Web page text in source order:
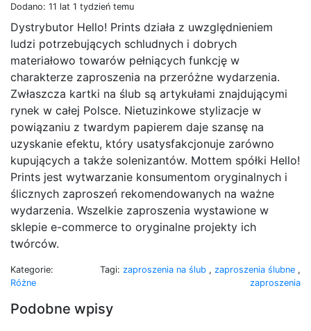
Dodano: 11 lat 1 tydzień temu
Dystrybutor Hello! Prints działa z uwzględnieniem
ludzi potrzebujących schludnych i dobrych
materiałowo towarów pełniących funkcję w
charakterze zaproszenia na przeróżne wydarzenia.
Zwłaszcza kartki na ślub są artykułami znajdującymi
rynek w całej Polsce. Nietuzinkowe stylizacje w
powiązaniu z twardym papierem daje szansę na
uzyskanie efektu, który usatysfakcjonuje zarówno
kupujących a także solenizantów. Mottem spółki Hello!
Prints jest wytwarzanie konsumentom oryginalnych i
ślicznych zaproszeń rekomendowanych na ważne
wydarzenia. Wszelkie zaproszenia wystawione w
sklepie e-commerce to oryginalne projekty ich
twórców.
Kategorie:
Różne
Tagi: zaproszenia na ślub , zaproszenia ślubne ,
zaproszenia
Podobne wpisy